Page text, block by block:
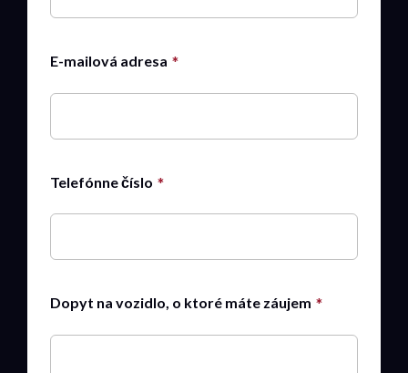
E-mailová adresa
Telefónne číslo
Dopyt na vozidlo, o ktoré máte záujem